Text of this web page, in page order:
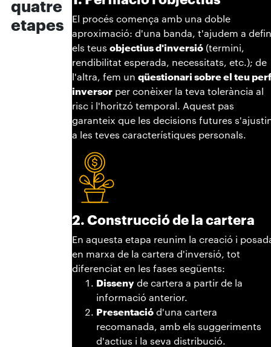
quatre
etapes
El procés comença amb una doble
aproximació: d'una banda, t'ajudem a
els teus objectius d'inversió(termini,
rendibilitat esperada, necessitats, etc.); de
l'altra, fem un qüestionari sobre el teu
inversorper conèixer la teva tolerància al
risc i l'horitzó temporal. Aquest pas
garanteix que les decisions futures
a les teves característiques personals.
2. Construcció de la cartera
En aquesta etapa reunim la creació i
en marxa de la cartera d'inversió, tot
diferenciat en les fases següents:
Dissenyde cartera a partir de la
informació anterior.
Presentaciód'una cartera
recomanada, amb els suggeriments
d'actius i la seva distribució.